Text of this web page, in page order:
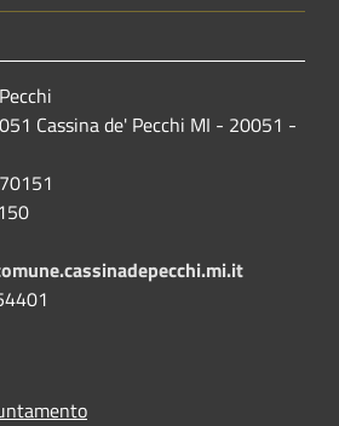
Cassina de' Pecchi MI - 20051 -